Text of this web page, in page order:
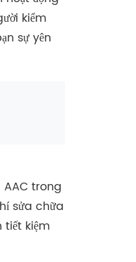
kiểm
sự yên
AAC trong
sửa chữa
tiết kiệm